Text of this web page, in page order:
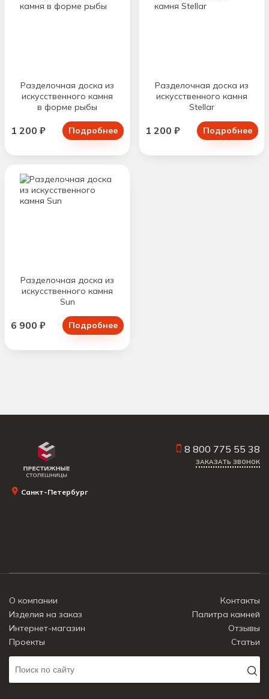
Разделочная доска из
искусственного камня
в форме рыбы
1 200 ₽ Подробнее
Разделочная доска из
искусственного камня
Stellar
1 200 ₽ Подробнее
Разделочная доска из
искусственного камня
Sun
6 900 ₽ Подробнее
Санкт-Петербург
8 800 775 55 38
ЗАКАЗАТЬ ЗВОНОК
О компании
Контакты
Изделия на заказ
Палитра камней
Интернет-магазин
Отзывы
Проекты
Статьи